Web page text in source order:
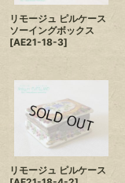
リモージュ ピルケース
ソーイングボックス
[AE21-18-3]
リモージュ ピルケース